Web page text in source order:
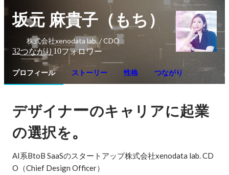
坂元 麻貴子（もち）
株式会社xenodata lab. / CDO
32つながり 10フォロワー
プロフィール ストーリー 性格 つながり
デザイナーのキャリアに起業
の選択を。
AI系BtoB SaaSのスタートアップ株式会社xenodata lab. CD
O（Chief Design Officer）